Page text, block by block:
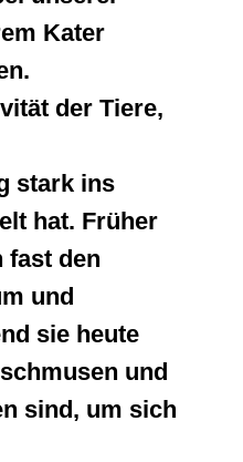
Kater
der Tiere,
stark ins
hat. Früher
fast den
und
sie heute
und
sind, um sich